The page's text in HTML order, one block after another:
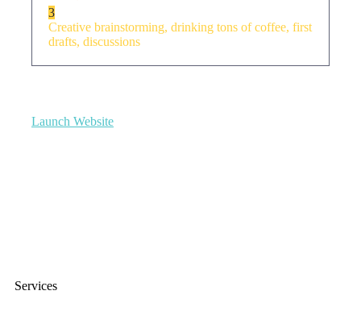
3
Creative brainstorming, drinking tons of coffee, first
drafts, discussions
Launch Website
Services